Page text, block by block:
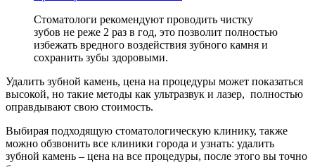
Стоматологи рекомендуют проводить чистку
зубов не реже 2 раз в год, это позволит полностью
избежать вредного воздействия зубного камня и
сохранить зубы здоровыми.
Удалить зубной камень, цена на процедуры может показаться
высокой, но такие методы как ультразвук и лазер, полностью
оправдывают свою стоимость.
Выбирая подходящую стоматологическую клинику, также
можно обзвонить все клиники города и узнать: удалить
зубной камень – цена на все процедуры, после этого вы точно